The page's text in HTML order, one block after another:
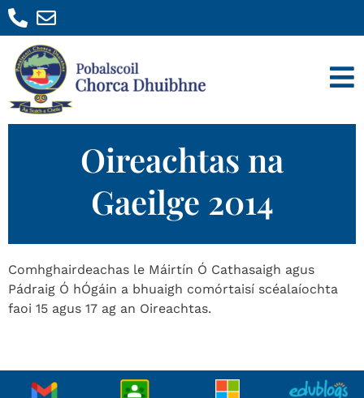
Oireachtas na
Gaeilge 2014
Comhghairdeachas le Máirtín Ó Cathasaigh agus
Pádraig Ó hÓgáin a bhuaigh comórtaisí scéalaíochta
faoi 15 agus 17 ag an Oireachtas.